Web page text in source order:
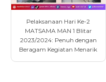
Pelaksanaan Hari Ke-2
MATSAMA MAN 1 Blitar
2023/2024: Penuh dengan
Beragam Kegiatan Menarik